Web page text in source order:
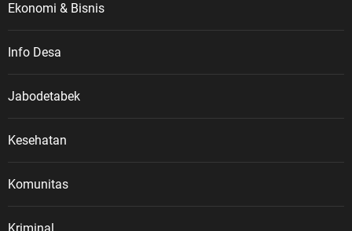
Ekonomi & Bisnis
Info Desa
Jabodetabek
Kesehatan
Komunitas